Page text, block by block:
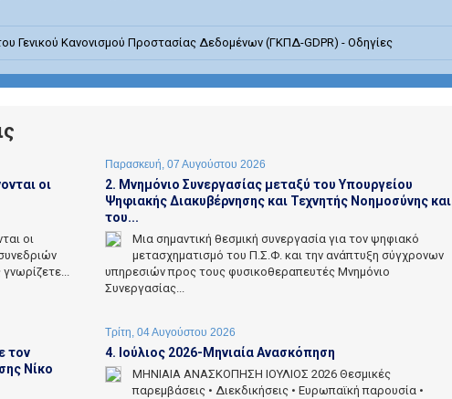
Γενικού Κανονισμού Προστασίας Δεδομένων (ΓΚΠΔ-GDPR) - Οδηγίες
οι
οι
Παρασκευή, 07 Αυγούστου 2026
2. Μνημόνιο Συνεργασίας μεταξύ του Υπουργείου
Ψηφιακής Διακυβέρνησης και Τεχνητής Νοημοσύνης και
του...
Μια σημαντική θεσμική συνεργασία για τον ψηφιακό
μετασχηματισμό του Π.Σ.Φ. και την ανάπτυξη σύγχρονων
υπηρεσιών προς τους φυσικοθεραπευτές Μνημόνιο
Συνεργασίας...
τον
Νίκο
Τρίτη, 04 Αυγούστου 2026
4. Ιούλιος 2026-Μηνιαία Ανασκόπηση
ΜΗΝΙΑΙΑ ΑΝΑΣΚΟΠΗΣΗ ΙΟΥΛΙΟΣ 2026 Θεσμικές
παρεμβάσεις • Διεκδικήσεις • Ευρωπαϊκή παρουσία •